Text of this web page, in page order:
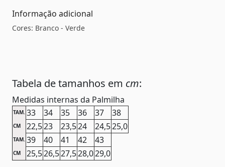
Informação adicional
Cores: Branco - Verde
Tabela de tamanhos em cm:
Medidas internas da Palmilha
TAM. 33 34 35 36 37 38
CM 22,523 23,524 24,525,0
TAM. 39 40 41 42 43
CM 25,526,527,528,029,0